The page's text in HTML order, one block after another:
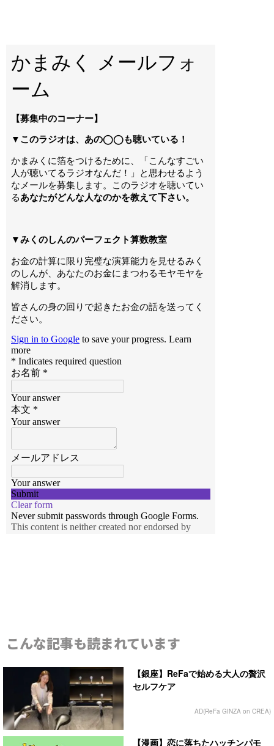
こんな記事も読まれています
【銀座】ReFaで始める大人の贅沢
セルフケア
AD(ReFa GINZA on CREA)
【漫画】恋に落ちたハッチンパモ